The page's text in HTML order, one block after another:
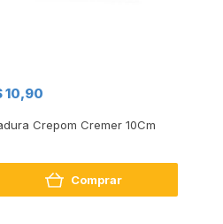
10,90
Crepom Cremer 10Cm
Comprar